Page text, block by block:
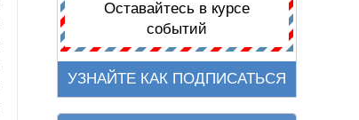
Оставайтесь в курсе
событий
УЗНАЙТЕ КАК ПОДПИСАТЬСЯ